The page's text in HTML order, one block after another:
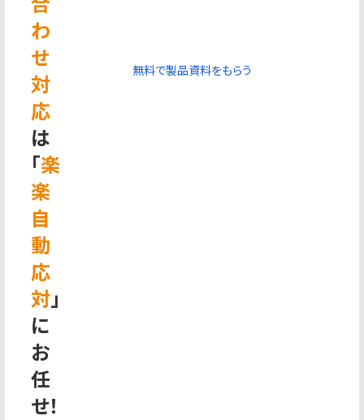
わ
せ
対
応
は
「楽
楽
自
動
応
対」
に
お
任
せ！
無料で製品資料をもらう